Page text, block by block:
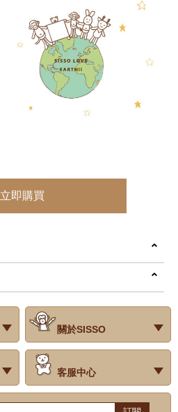
立即購買
next
next
關於SISSO
‧公司簡介
‧品牌故事
‧會員辨法
‧最新消息
‧門市據點
‧公益捐款
客服中心
‧常見問題
‧客服信箱
‧購物說明
‧訂單查詢
‧網站導覽
‧得獎名單
‧隱私權聲明
‧版權聲明
‧海外配送服務
‧反詐騙宣導
‧紅利點數說明